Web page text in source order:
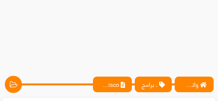
واتس آب ، فيسبوك ، أنترنت ، شروحات تقنية حصرية - المحترف ، برامج Cisco تصدر تصحيحات لثلاثة ثغرات جديدة تؤثر على برنامج NFVIS الخاص بالمؤسسات